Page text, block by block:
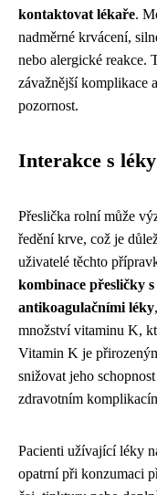
kontaktovat lékaře.
nadměrné krvácení,
nebo alergické reakce.
závažnější komplikace
pozornost.
Interakce s
Přeslička rolní může
ředění krve, což je
uživatelé těchto
kombinace přesličky
antikoagulačními léky
množství vitaminu K,
Vitamin K je
snižovat jeho
zdravotním
Pacienti užívající léky
opatrní při konzumaci